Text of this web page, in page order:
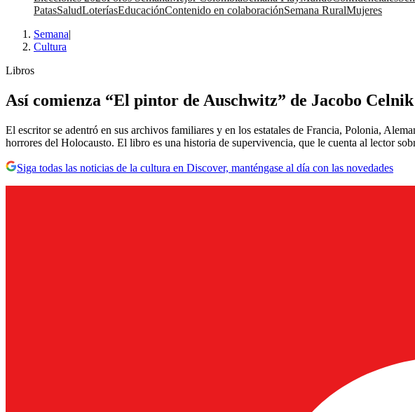
PatasSaludLoteríasEducaciónContenido en colaboraciónSemana RuralMujeres
Semana|
Cultura
Libros
Así comienza “El pintor de Auschwitz” de Jacobo Celnik
El escritor se adentró en sus archivos familiares y en los estatales de Francia, Polonia,
horrores del Holocausto. El libro es una historia de supervivencia, que le cuenta al lector
Siga todas las noticias de la cultura en Discover, manténgase al día con las novedades